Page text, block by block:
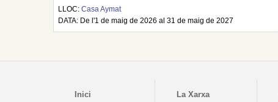
LLOC:Casa Aymat
DATA: De l'1 de maig de 2026 al 31 de maig de 2027
Inici La Xarxa